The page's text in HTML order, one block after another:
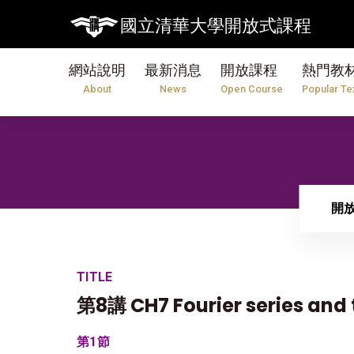
國立清華大學開放式課程
網站說明
About
最新消息
News
開放課程
Open Course
熱門教
Popular
【7/
開
TITLE
第8講 CH7 Fourier series
第1節